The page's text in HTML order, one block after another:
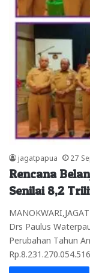
jagatpapua 27
Rencana
Senilai 8,2
Drs Paulus
Perubahan Tahun